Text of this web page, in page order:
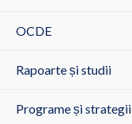
OCDE
Rapoarte și studii
Programe și strategii